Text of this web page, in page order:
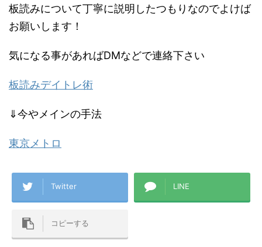
板読みについて丁寧に説明したつもりなのでよけば
お願いします！
気になる事があればDMなどで連絡下さい
板読みデイトレ術
⇓今やメインの手法
東京メトロ
Twitter LINE
コピーする